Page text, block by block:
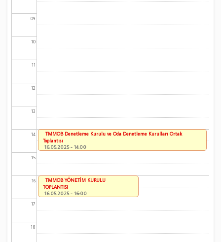
09
10
11
12
13
14
15
16
17
18
TMMOB Denetleme Kurulu ve Oda Denetleme Kurulları Ortak
Toplantısı
16.05.2025 - 14:00
TMMOB YÖNETİM KURULU
TOPLANTISI
16.05.2025 - 16:00